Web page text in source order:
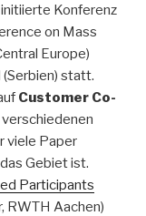
Konferenz
on Mass
Europe)
statt.
Customer Co-
verschiedenen
viele Paper
Gebiet ist.
Participants
RWTH Aachen)